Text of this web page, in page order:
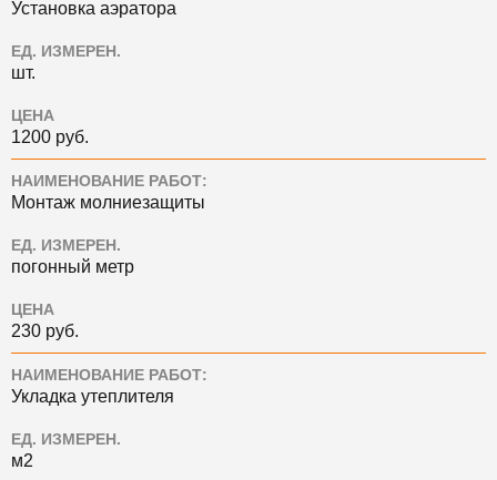
Установка аэратора
ЕД. ИЗМЕРЕН.
шт.
ЦЕНА
1200 руб.
НАИМЕНОВАНИЕ РАБОТ:
Монтаж молниезащиты
ЕД. ИЗМЕРЕН.
погонный метр
ЦЕНА
230 руб.
НАИМЕНОВАНИЕ РАБОТ:
Укладка утеплителя
ЕД. ИЗМЕРЕН.
м2